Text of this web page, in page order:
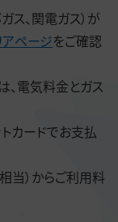
ス、関電ガス）が
ページをご確認
、電気料金とガス
カードでお支払
当）からご利用料